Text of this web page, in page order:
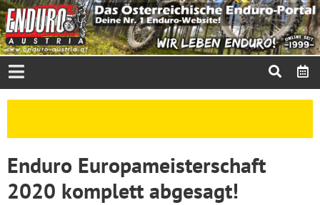
Enduro Europameisterschaft
2020 komplett abgesagt!